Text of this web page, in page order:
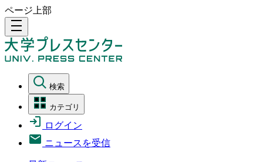
ページ上部
density_medium
検索
カテゴリ
ログイン
ニュースを受信